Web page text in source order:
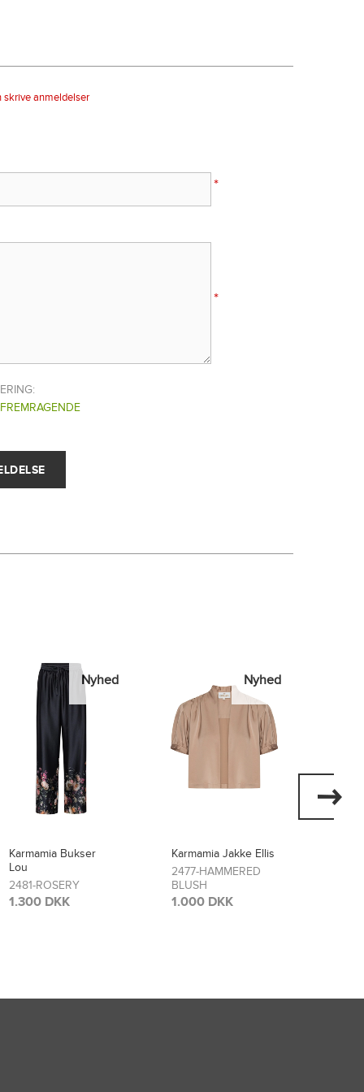
skrive anmeldelser
*
*
FREMRAGENDE
Nyhed
Karmamia Jakke Ellis
2477-HAMMERED
BLUSH
1.000 DKK
Nyhed
Karmamia Kjole Layla
2474-SCARLETT
FLOWER
1.700 DKK